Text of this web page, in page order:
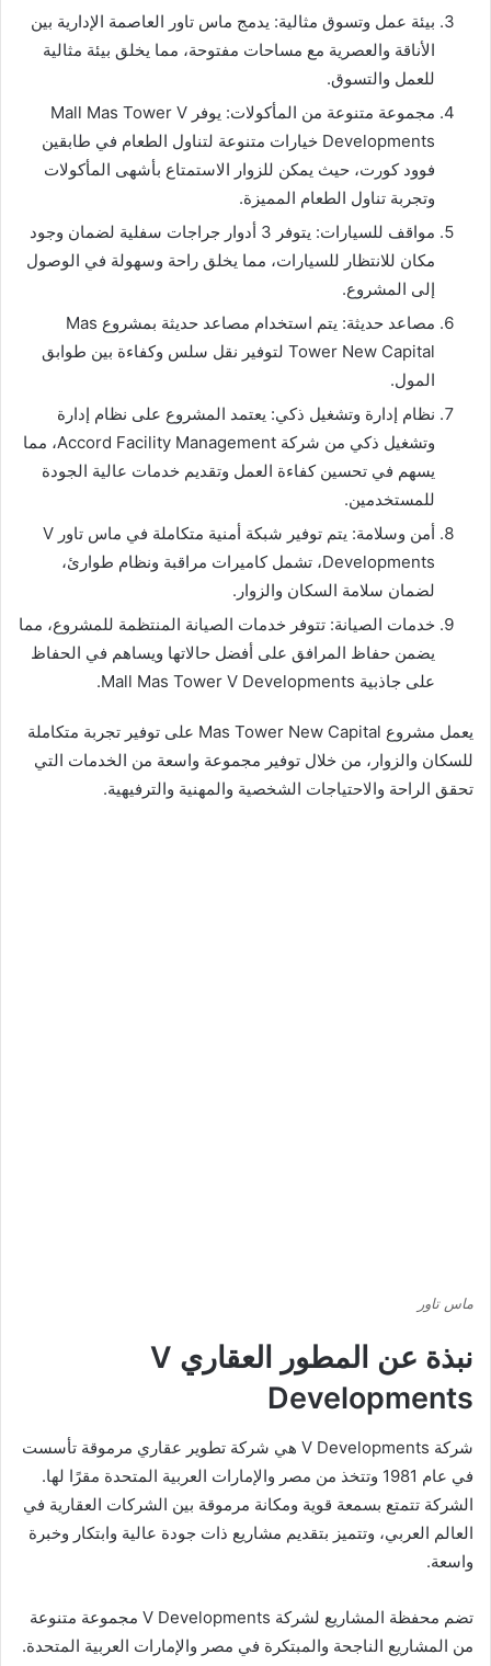
بيئة عمل وتسوق مثالية: يدمج ماس تاور العاصمة الإدارية بين
الأناقة والعصرية مع مساحات مفتوحة، مما يخلق بيئة مثالية
للعمل والتسوق.
مجموعة متنوعة من المأكولات: يوفر Mall Mas Tower V
Developments خيارات متنوعة لتناول الطعام في طابقين
فوود كورت، حيث يمكن للزوار الاستمتاع بأشهى المأكولات
وتجربة تناول الطعام المميزة.
مواقف للسيارات: يتوفر 3 أدوار جراجات سفلية لضمان وجود
مكان للانتظار للسيارات، مما يخلق راحة وسهولة في الوصول
إلى المشروع.
مصاعد حديثة: يتم استخدام مصاعد حديثة بمشروع Mas
Tower New Capital لتوفير نقل سلس وكفاءة بين طوابق
المول.
نظام إدارة وتشغيل ذكي: يعتمد المشروع على نظام إدارة
وتشغيل ذكي من شركة Accord Facility Management، مما
يسهم في تحسين كفاءة العمل وتقديم خدمات عالية الجودة
للمستخدمين.
أمن وسلامة: يتم توفير شبكة أمنية متكاملة في ماس تاور V
Developments، تشمل كاميرات مراقبة ونظام طوارئ،
لضمان سلامة السكان والزوار.
خدمات الصيانة: تتوفر خدمات الصيانة المنتظمة للمشروع، مما
يضمن حفاظ المرافق على أفضل حالاتها ويساهم في الحفاظ
على جاذبية Mall Mas Tower V Developments.
يعمل مشروع Mas Tower New Capital على توفير تجربة متكاملة
للسكان والزوار، من خلال توفير مجموعة واسعة من الخدمات التي
تحقق الراحة والاحتياجات الشخصية والمهنية والترفيهية.
ماس تاور
نبذة عن المطور العقاري V
Developments
شركة V Developments هي شركة تطوير عقاري مرموقة تأسست
في عام 1981 وتتخذ من مصر والإمارات العربية المتحدة مقرًا لها.
الشركة تتمتع بسمعة قوية ومكانة مرموقة بين الشركات العقارية في
العالم العربي، وتتميز بتقديم مشاريع ذات جودة عالية وابتكار وخبرة
واسعة.
تضم محفظة المشاريع لشركة V Developments مجموعة متنوعة
من المشاريع الناجحة والمبتكرة في مصر والإمارات العربية المتحدة.